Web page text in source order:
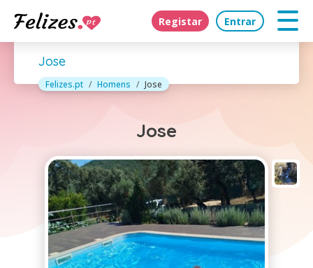
Registar Entrar
Jose
Felizes.pt Homens Jose
Jose